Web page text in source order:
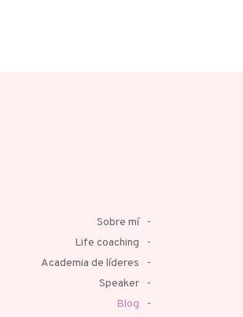
Sobre mí
Life coaching
Academia de líderes
Speaker
Blog